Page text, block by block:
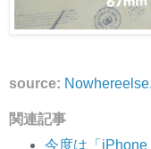
source:
関連記事
今度は「